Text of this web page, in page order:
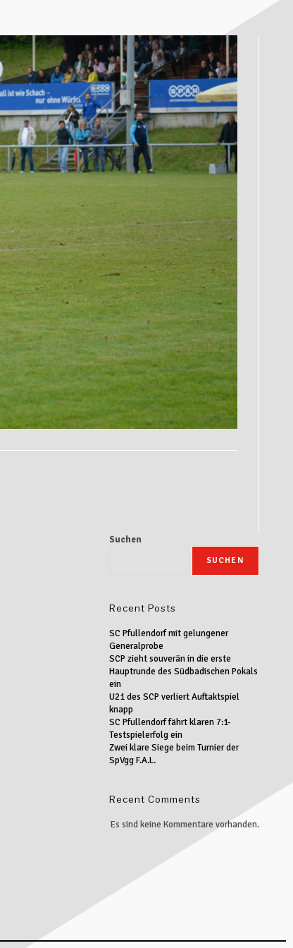
Suchen
SUCHEN
Recent Posts
SC Pfullendorf mit gelungener
Generalprobe
SCP zieht souverän in die erste
Hauptrunde des Südbadischen Pokals
ein
U21 des SCP verliert Auftaktspiel
knapp
SC Pfullendorf fährt klaren 7:1-
Testspielerfolg ein
Zwei klare Siege beim Turnier der
SpVgg F.A.L.
Recent Comments
Es sind keine Kommentare vorhanden.